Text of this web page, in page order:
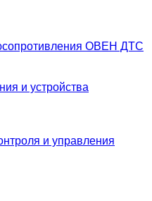
ОВЕН ДТС
и устройства
и управления